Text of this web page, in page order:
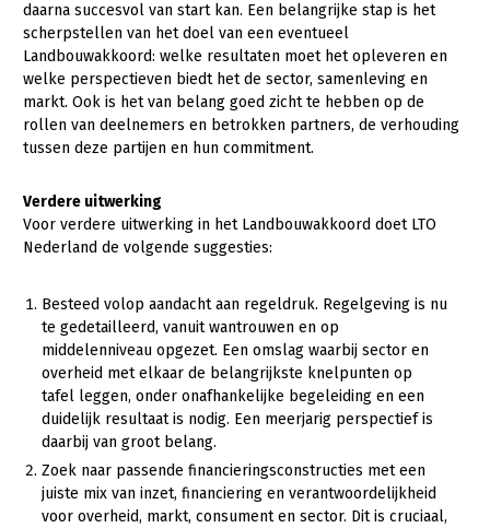
Dier
Biologische Landbouw
Geitenhouderij
Kalverhouderij
Melkveehouderij
Pluimveehouderij
Schapenhouderij
Varkenshouderij
Vleesveehouderij
Plant
Akkerbouw
daarna succesvol van start kan. Een belangrijke stap is het
scherpstellen van het doel van een eventueel
Landbouwakkoord: welke resultaten moet het opleveren en
welke perspectieven biedt het de sector, samenleving en
markt. Ook is het van belang goed zicht te hebben op de
rollen van deelnemers en betrokken partners, de verhouding
tussen deze partijen en hun commitment.
Verdere uitwerking
Voor verdere uitwerking in het Landbouwakkoord doet LTO
Nederland de volgende suggesties:
Besteed volop aandacht aan regeldruk. Regelgeving is nu
te gedetailleerd, vanuit wantrouwen en op
middelenniveau opgezet. Een omslag waarbij sector en
overheid met elkaar de belangrijkste knelpunten op
tafel leggen, onder onafhankelijke begeleiding en een
duidelijk resultaat is nodig. Een meerjarig perspectief is
daarbij van groot belang.
Zoek naar passende financieringsconstructies met een
juiste mix van inzet, financiering en verantwoordelijkheid
voor overheid, markt, consument en sector. Dit is cruciaal,